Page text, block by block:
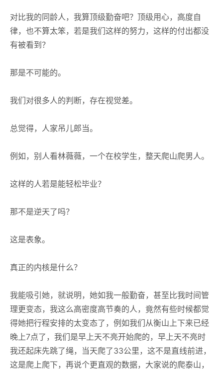
对比我的同龄人，我算顶级勤奋吧？顶级用心，高度自
律，也不算太笨，若是我们这样的努力，这样的付出都没
有被看到？
那是不可能的。
我们对很多人的判断，存在视觉差。
总觉得，人家吊儿郎当。
例如，别人看林薇薇，一个在校学生，整天爬山爬男人。
这样的人若是能轻松毕业？
那不是逆天了吗？
这是表象。
真正的内核是什么？
我能吸引她，就说明，她如我一般勤奋，甚至比我时间管
理更变态，我这么高密度高节奏的人，竟然有些时候都觉
得她把行程安排的太变态了，例如我们从衡山上下来已经
晚上7点了，我们是早上天不亮开始爬的，早上天不亮时
我还起床先跳了绳，当天爬了33公里，这不是直线前进，
这是爬上爬下，再说个更直观的数据，大家说的爬泰山，